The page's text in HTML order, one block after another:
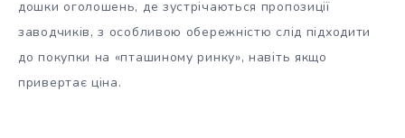
дошки оголошень, де зустрічаються пропозиції
заводчиків, з особливою обережністю слід підходити
до покупки на «пташиному ринку», навіть якщо
привертає ціна.